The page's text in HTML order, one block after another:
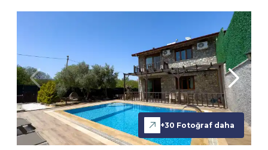
+30 Fotoğraf daha